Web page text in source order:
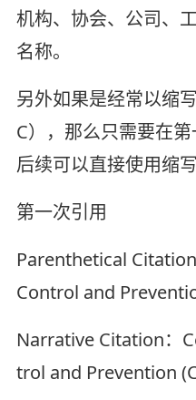
机构、协会、公司、
名称。
另外如果是经常以缩
C），那么只需要在第
后续可以直接使用缩写
第一次引用
Parenthetical
Control and
Narrative Citation：
trol and Prevention